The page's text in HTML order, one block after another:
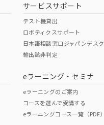
O
品の規格認証/適合状況ページへ
らのページからご検索ください
サービスサポート
テスト機貸出
ロボティクスサポート
日本語相談窓口ジャパンデスク
輸出該非判定
eラーニング・セミナ
eラーニングのご案内
コースを選んで受講する
eラーニングコース一覧（PDF）